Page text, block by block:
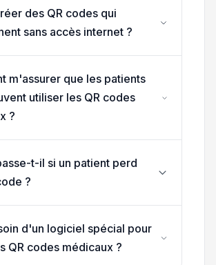
des QR codes qui
sans accès internet ?
m'assurer que les patients
utiliser les QR codes
?
t-il si un patient perd
?
d'un logiciel spécial pour
QR codes médicaux ?